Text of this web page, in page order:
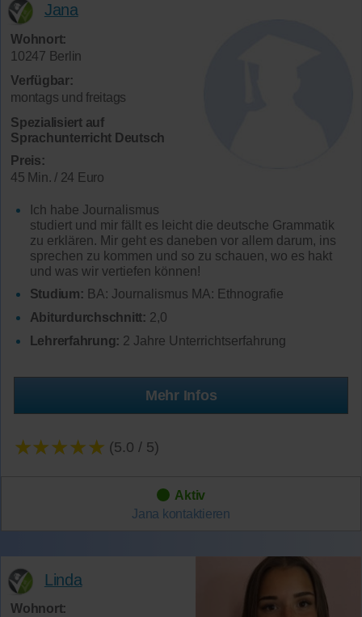
Jana
Wohnort:
10247 Berlin
Verfügbar:
montags und freitags
Spezialisiert auf
Sprachunterricht Deutsch
Preis:
45 Min. / 24 Euro
Ich habe Journalismus
studiert und mir fällt es leicht die deutsche Grammatik
zu erklären. Mir geht es daneben vor allem darum, ins
sprechen zu kommen und so zu schauen, wo es hakt
und was wir vertiefen können!
Studium: BA: Journalismus MA: Ethnografie
Abiturdurchschnitt: 2,0
Lehrerfahrung: 2 Jahre Unterrichtserfahrung
Mehr Infos
★★★★★ (5.0 / 5)
Aktiv
Jana kontaktieren
Linda
Wohnort: